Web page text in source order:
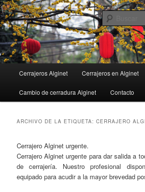
Ir
al
contenido
principal
Ir
al
contenido
secundario
principal
Cerrajeros Alginet Cerrajeros en Alginet
Cambio de cerradura Alginet Contacto
ARCHIVO DE LA ETIQUETA:CERRAJERO
Cerrajero Alginet urgente.
Cerrajero Alginet urgente para dar salida a
de cerrajería. Nuestro profesional
equipado para acudir a la mayor brevedad